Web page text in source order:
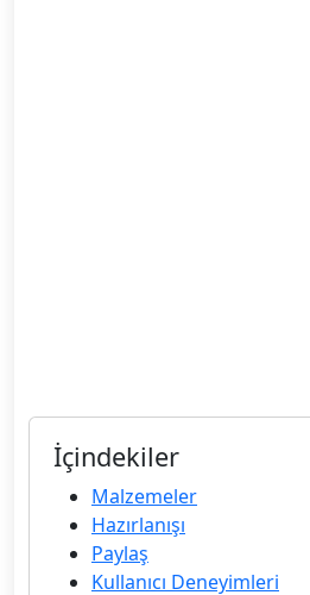
İçindekiler
Malzemeler
Hazırlanışı
Paylaş
Kullanıcı Deneyimleri